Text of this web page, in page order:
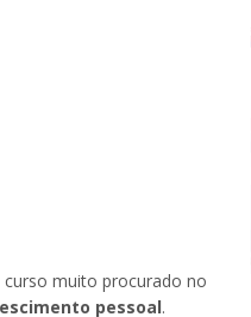
muito procurado no
pessoal.